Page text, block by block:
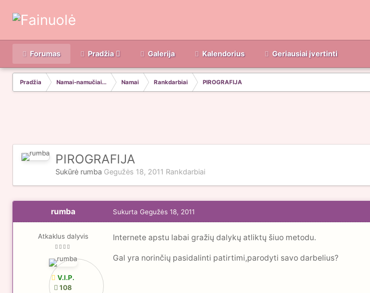
Forumas Pradžia Galerija Kalendorius Geriausiai įvertinti
Pradžia Namai-namučiai... Namai Rankdarbiai PIROGRAFIJA
PIROGRAFIJA
Sukūrė rumba Gegužės 18, 2011 Rankdarbiai
rumba
Atkaklus dalyvis
V.I.P.
108
Sukurta Gegužės 18, 2011
Internete apstu labai gražių dalykų atliktų šiuo metodu.
Gal yra norinčių pasidalinti patirtimi,parodyti savo darbelius?